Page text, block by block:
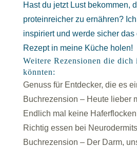
Hast du jetzt Lust bekommen,
proteinreicher zu ernähren?
inspiriert und werde sicher
Rezept in meine Küche holen!
Weitere Rezensionen die dich
könnten:
Genuss für Entdecker, die es
Buchrezension – Heute lieber
Endlich mal keine
Richtig essen bei Neurodermits
Buchrezension – Der Darm,